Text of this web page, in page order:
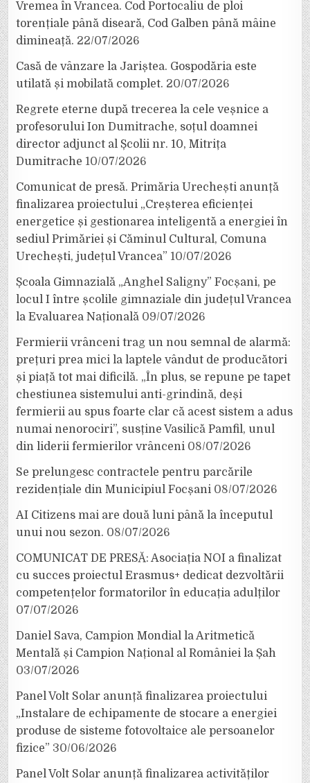
Vremea în Vrancea. Cod Portocaliu de ploi
torențiale până diseară, Cod Galben până mâine
dimineață. 22/07/2026
Casă de vânzare la Jariștea. Gospodăria este
utilată și mobilată complet. 20/07/2026
Regrete eterne după trecerea la cele veșnice a
profesorului Ion Dumitrache, soțul doamnei
director adjunct al Școlii nr. 10, Mitrița
Dumitrache 10/07/2026
Comunicat de presă. Primăria Urechești anunță
finalizarea proiectului „Creșterea eficienței
energetice și gestionarea inteligentă a energiei în
sediul Primăriei și Căminul Cultural, Comuna
Urechești, județul Vrancea” 10/07/2026
Școala Gimnazială „Anghel Saligny” Focșani, pe
locul I între școlile gimnaziale din județul Vrancea
la Evaluarea Națională 09/07/2026
Fermierii vrânceni trag un nou semnal de alarmă:
prețuri prea mici la laptele vândut de producători
și piață tot mai dificilă. „În plus, se repune pe tapet
chestiunea sistemului anti-grindină, deși
fermierii au spus foarte clar că acest sistem a adus
numai nenorociri”, susține Vasilică Pamfil, unul
din liderii fermierilor vrânceni 08/07/2026
Se prelungesc contractele pentru parcările
rezidențiale din Municipiul Focșani 08/07/2026
AI Citizens mai are două luni până la începutul
unui nou sezon. 08/07/2026
COMUNICAT DE PRESĂ: Asociația NOI a finalizat
cu succes proiectul Erasmus+ dedicat dezvoltării
competențelor formatorilor în educația adulților
07/07/2026
Daniel Sava, Campion Mondial la Aritmetică
Mentală și Campion Național al României la Șah
03/07/2026
Panel Volt Solar anunță finalizarea proiectului
„Instalare de echipamente de stocare a energiei
produse de sisteme fotovoltaice ale persoanelor
fizice” 30/06/2026
Panel Volt Solar anunță finalizarea activităților